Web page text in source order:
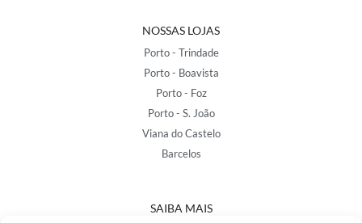
NOSSAS LOJAS
Porto - Trindade
Porto - Boavista
Porto - Foz
Porto - S. João
Viana do Castelo
Barcelos
SAIBA MAIS